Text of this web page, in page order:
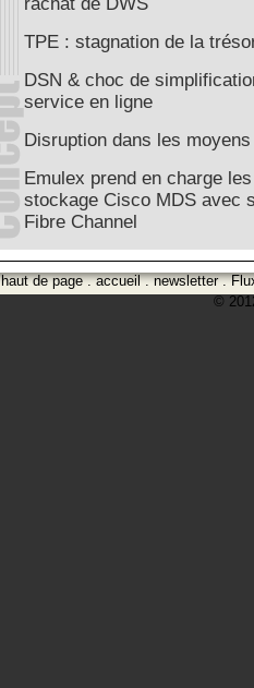
TPE : stagnation de la
DSN & choc de
service en ligne
Disruption dans les
Emulex prend en charge
stockage Cisco MDS avec
Fibre Channel
haut de page.accueil.newsletter.
©